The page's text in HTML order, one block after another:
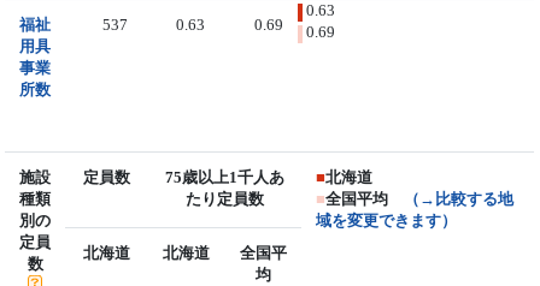
福祉
用具
事業
所数
537 0.63 0.69
0.63
0.69
施設
種類
別の
定員
数
定員数
75歳以上1千人あ
たり定員数
■北海道
■全国平均
（→比較する地
域を変更できます）
北海道
北海道
全国平
均